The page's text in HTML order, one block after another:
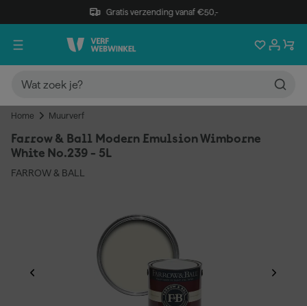
Gratis verzending vanaf €50,-
Home Muurverf
Farrow & Ball Modern Emulsion Wimborne
White No.239 - 5L
FARROW & BALL